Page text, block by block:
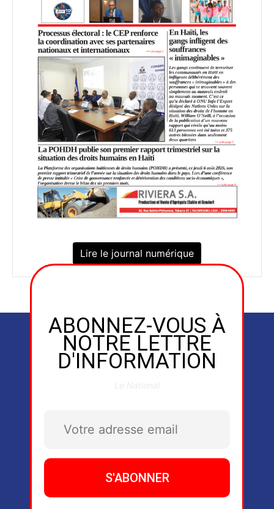
Lire le journal numérique
ABONNEZ-VOUS À
NOTRE LETTRE
D'INFORMATION